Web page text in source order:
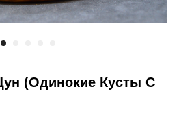
(Одинокие Кусты С